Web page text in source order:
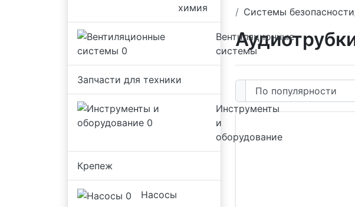
химия
Вентиляционные
системы
Запчасти для техники
Инструменты
и
оборудование
Крепеж
Насосы
Системы безопасности